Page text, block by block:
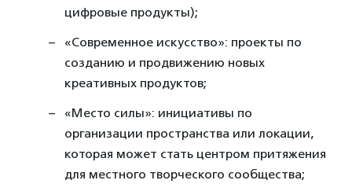
цифровые продукты);
«Современное искусство»: проекты по
созданию и продвижению новых
креативных продуктов;
«Место силы»: инициативы по
организации пространства или локации,
которая может стать центром притяжения
для местного творческого сообщества;